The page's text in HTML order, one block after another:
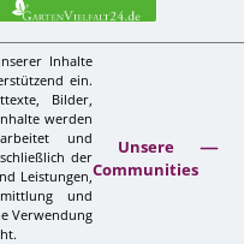
Inhalte
ein.
Bilder,
werden
und
der
Leistungen,
und
Verwendung
Unsere
Communities